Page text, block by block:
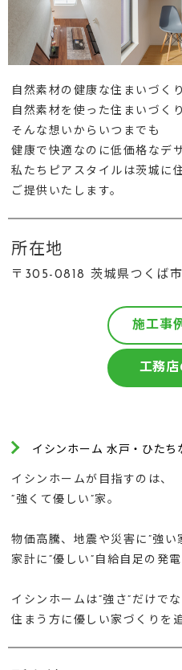
自然素材の健康な住まいづく
自然素材を使った住まいづく
そんな想いからいつまでも
健康で快適なのに低価格なデ
私たちピアスタイルは茨城に
ご提供いたします。
所在地
〒305-0818 茨城県つくば市
施工事
工務
イシンホーム 水戸・ひたち
イシンホームが目指すのは、
“強くて優しい”家。
物価高騰、地震や災害に”強い
家計に“優しい”自給自足の発電
イシンホームは”強さ”だけでな
住まう方に優しい家づくりを